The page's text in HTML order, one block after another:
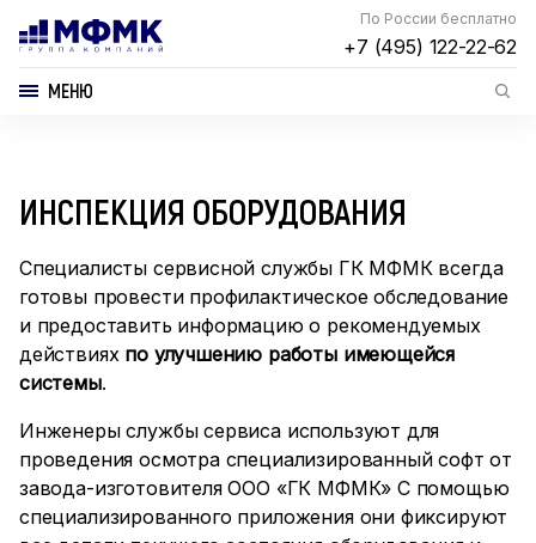
По России бесплатно
+7 (495) 122-22-62
МЕНЮ
ИНСПЕКЦИЯ ОБОРУДОВАНИЯ
Специалисты сервисной службы ГК МФМК всегда
готовы провести профилактическое обследование
и предоставить информацию о рекомендуемых
действиях по улучшению работы имеющейся
системы.
Инженеры службы сервиса используют для
проведения осмотра специализированный софт от
завода-изготовителя ООО «ГК МФМК» С помощью
специализированного приложения они фиксируют